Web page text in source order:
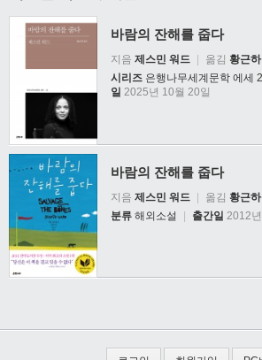
바람의 잔해를 줍다
지음 제스민 워드 옮김 황근하
시리즈 은행나무세계문학 에세
일 2025년 10월 20일
바람의 잔해를 줍다
지음 제스민 워드 옮김 황근하
분류 해외소설 출간일 2012